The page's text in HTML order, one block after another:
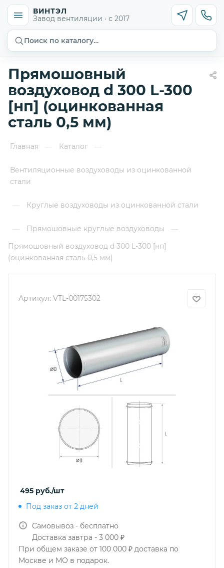
ВИНТЭЛ
Завод вентиляции · с 2017
Поиск по каталогу…
Прямошовный
воздуховод d 300 L-300
[нп] (оцинкованная
сталь 0,5 мм)
Главная — Каталог —
Вентиляционные воздуховоды из оцинкованной
стали
— Круглые воздуховоды из оцинкованной стали
— Прямошовные круглые воздуховоды
—
Прямошовный воздуховод d 300 L-300 [нп]
(оцинкованная сталь 0,5 мм)
Артикул: VTL-00175302
495 руб./шт
Под заказ от 2 дней
Самовывоз - бесплатно
Доставка завтра - 3 000 ₽
При общем заказе от 100 000 ₽ доставка по
Москве и МО в подарок.